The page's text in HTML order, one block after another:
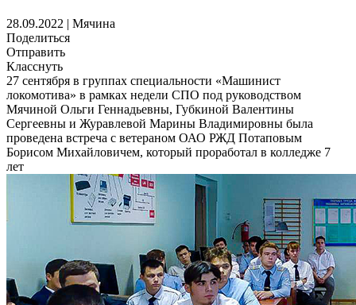
28.09.2022 | Мячина
Поделиться
Отправить
Класснуть
27 сентября в группах специальности «Машинист
локомотива» в рамках недели СПО под руководством
Мячиной Ольги Геннадьевны, Губкиной Валентины
Сергеевны и Журавлевой Марины Владимировны была
проведена встреча с ветераном ОАО РЖД Потаповым
Борисом Михайловичем, который проработал в колледже 7
лет